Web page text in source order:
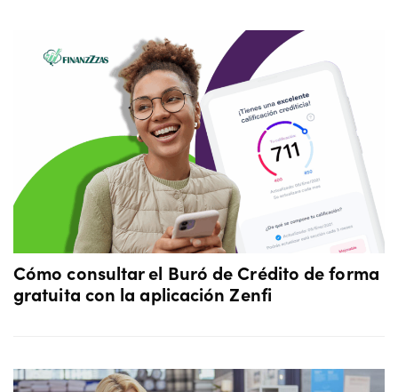
Cómo consultar el Buró de Crédito de forma
gratuita con la aplicación Zenfi